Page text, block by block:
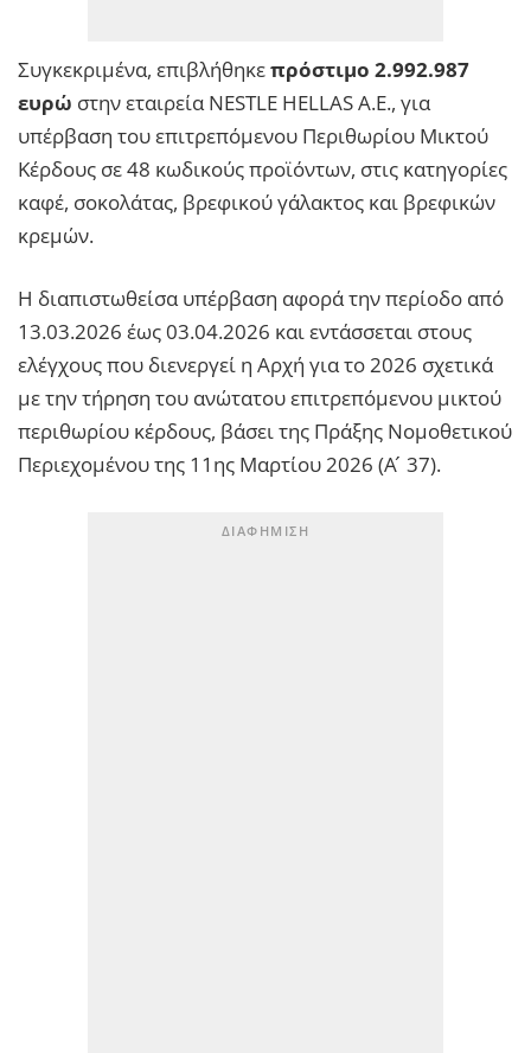
Συγκεκριμένα, επιβλήθηκεπρόστιμο 2.992.987
ευρώ στην εταιρεία NESTLE HELLAS Α.Ε., για
υπέρβαση του επιτρεπόμενου Περιθωρίου Μικτού
Κέρδους σε 48 κωδικούς προϊόντων, στις κατηγορίες
καφέ, σοκολάτας, βρεφικού γάλακτος και βρεφικών
κρεμών.
Η διαπιστωθείσα υπέρβαση αφορά την περίοδο από
13.03.2026 έως 03.04.2026 και εντάσσεται στους
ελέγχους που διενεργεί η Αρχή για το 2026 σχετικά
με την τήρηση του ανώτατου επιτρεπόμενου μικτού
περιθωρίου κέρδους, βάσει της Πράξης Νομοθετικού
Περιεχομένου της 11ης Μαρτίου 2026 (Α ́ 37).